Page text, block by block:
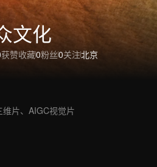
文化
获赞收藏0粉丝0关注北京
片、AIGC视觉片